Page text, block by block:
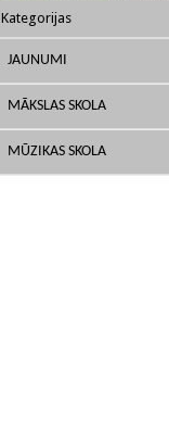
Kategorijas
JAUNUMI
MĀKSLAS SKOLA
MŪZIKAS SKOLA